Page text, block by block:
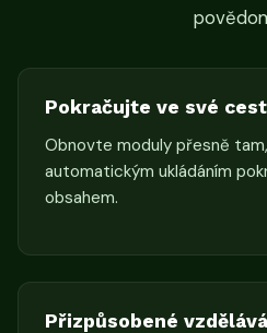
Pokračujte ve své
Obnovte moduly přesně
automatickým ukládáním
obsahem.
Přizpůsobené